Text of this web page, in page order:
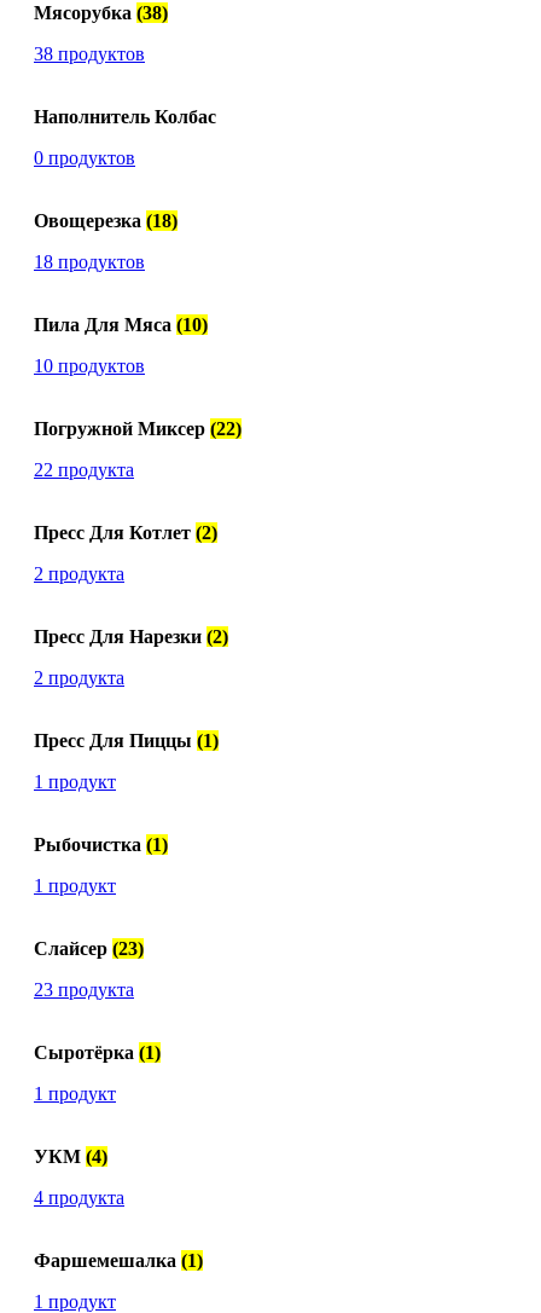
Мясорубка (38)
38 продуктов
Наполнитель Колбас
0 продуктов
Овощерезка (18)
18 продуктов
Пила Для Мяса (10)
10 продуктов
Погружной Миксер (22)
22 продукта
Пресс Для Котлет (2)
2 продукта
Пресс Для Нарезки (2)
2 продукта
Пресс Для Пиццы (1)
1 продукт
Рыбочистка (1)
1 продукт
Слайсер (23)
23 продукта
Сыротёрка (1)
1 продукт
УКМ (4)
4 продукта
Фаршемешалка (1)
1 продукт